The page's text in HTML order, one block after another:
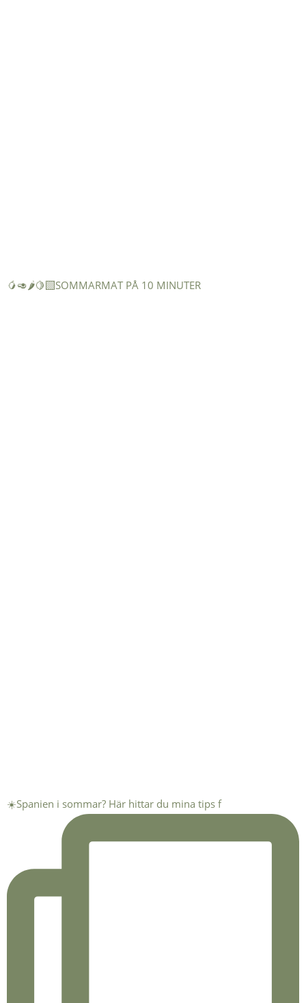
🥭🥑🌶️🍋‍🟩SOMMARMAT PÅ 10 MINUTER
☀️Spanien i sommar? Här hittar du mina tips f